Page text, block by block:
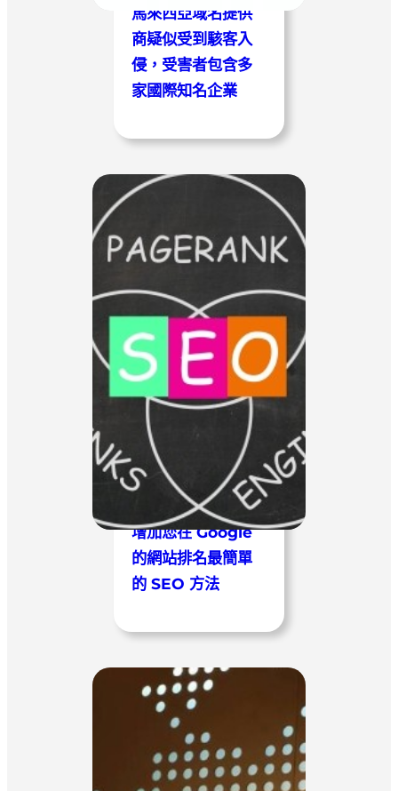
馬來西亞域名提供
商疑似受到駭客入
侵，受害者包含多
家國際知名企業
增加您在 Google
的網站排名最簡單
的 SEO 方法